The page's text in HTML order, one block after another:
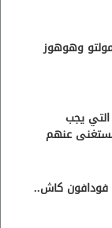
وهوهوز
التي يجب
فودافون كاش..